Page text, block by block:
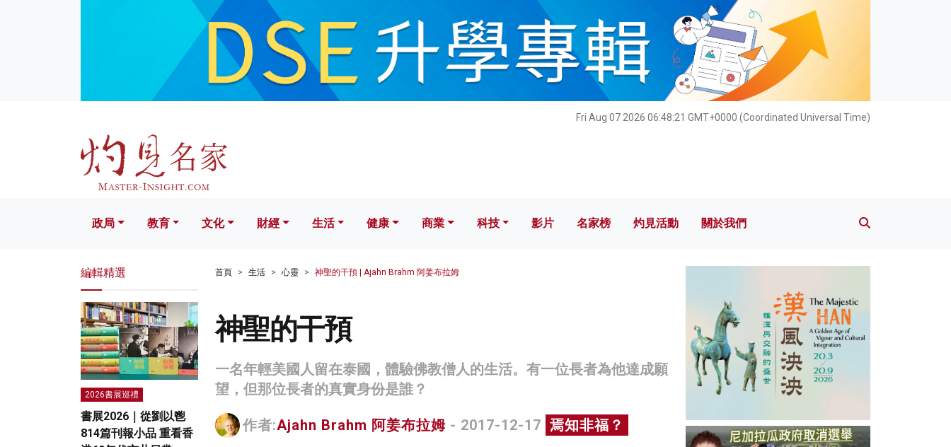
Fri Aug 07 2026 06:48:23 GMT+0000 (Coordinated Universal Time)
文化 財經 生活 健康 科技 影片 名家榜 灼見活動 關於我們
政局 教育 文化 財經 生活 健康 商業 科技 影片 名家榜 灼見活動 關於我們
首頁 生活 心靈 神聖的干預 | Ajahn Brahm 阿姜布拉姆
神聖的干預
一名年輕美國人留在泰國，體驗佛教僧人的生活。有一位長者為他達成願
望，但那位長者的真實身份是誰？
作者:Ajahn Brahm 阿姜布拉姆 - 2017-12-17 焉知非福？
編輯精選
2026書展巡禮
書展2026｜從劉以鬯
814篇刊報小品 重看香